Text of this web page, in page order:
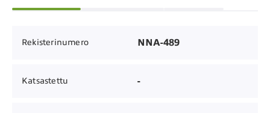
Rekisterinumero NNA-489
Katsastettu -